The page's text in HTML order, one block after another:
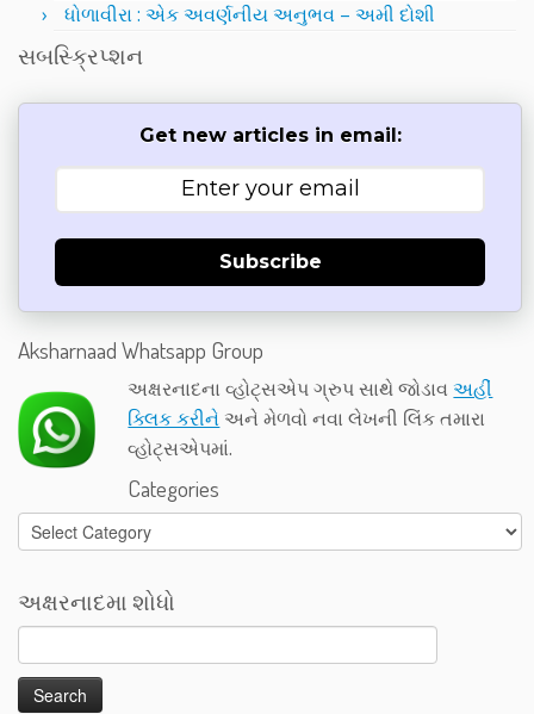
ધોળાવીરા : એક અવર્ણનીય અનુભવ – અમી દોશી
સબસ્ક્રિપ્શન
Get new articles in email:
Subscribe
Aksharnaad Whatsapp Group
અક્ષરનાદના વ્હોટ્સએપ ગ્રુપ સાથે જોડાવઅહીં
ક્લિક કરીને અને મેળવો નવા લેખની લિંક તમારા
વ્હોટ્સએપમાં.
Categories
Categories
અક્ષરનાદમા શોધો